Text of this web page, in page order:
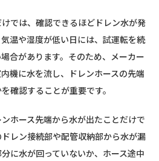
では、確認できるほどドレン水が発
温や湿度が低い日には、試運転を続
合があります。そのため、メーカー
機に水を流し、ドレンホースの先端
確認することが重要です。
ホース先端から水が出たことだけで
レン接続部や配管収納部から水が漏
に水が回っていないか、ホース途中